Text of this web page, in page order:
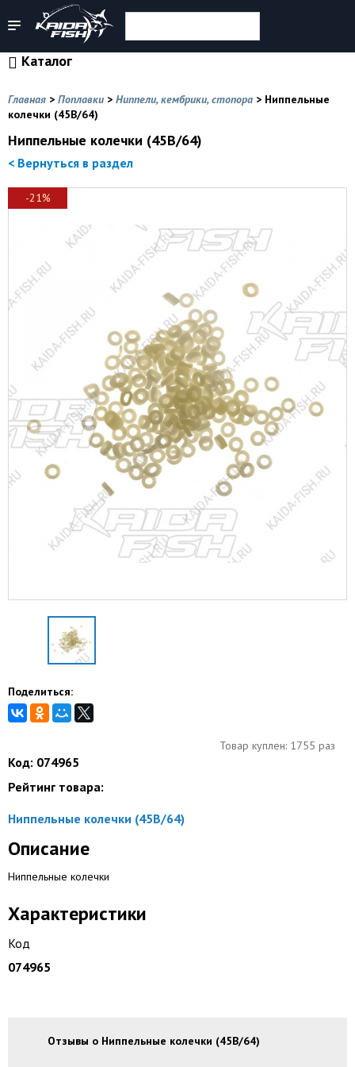
Каталог
Главная > Поплавки > Ниппели, кембрики, стопора > Ниппельные
колечки (45B/64)
Ниппельные колечки (45B/64)
< Вернуться в раздел
-21%
Поделиться:
Товар куплен: 1755 раз
Код: 074965
Рейтинг товара:
Ниппельные колечки (45B/64)
Описание
Ниппельные колечки
Характеристики
Код
074965
Отзывы о Ниппельные колечки (45B/64)